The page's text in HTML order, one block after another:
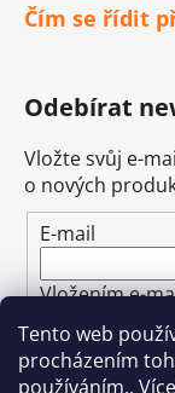
Tento web
procházením
používáním..
Čím se řídit
Odebírat
Vložte svůj e-
o nových
E-mail
Vložením e-
ochrany
PŘIHLÁSIT